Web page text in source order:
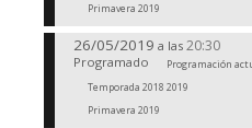
Primavera 2019
26/05/2019 a las 20:30
Programado
Programación
Temporada 2018 2019
Primavera 2019